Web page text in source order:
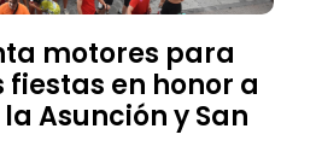
motores para
en honor a
Asunción y San